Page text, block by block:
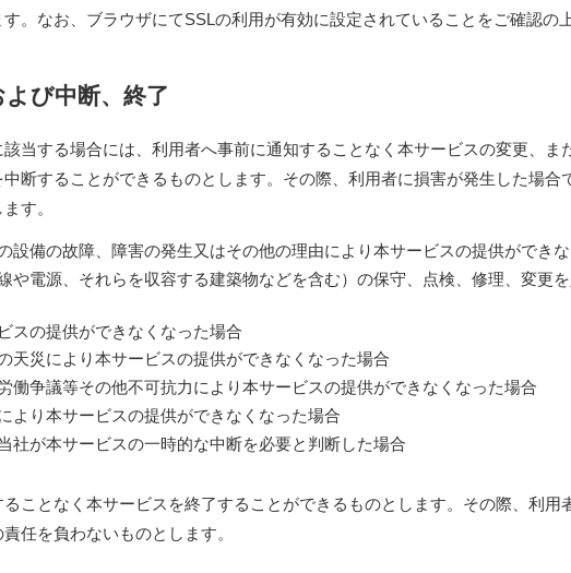
。なお、ブラウザにてSSLの利用が有効に設定されていることをご確認の
び中断、終了
当する場合には、利用者へ事前に通知することなく本サービスの変更、ま
断することができるものとします。その際、利用者に損害が発生した場合
す。
設備の故障、障害の発生又はその他の理由により本サービスの提供ができ
や電源、それらを収容する建築物などを含む）の保守、点検、修理、変更
スの提供ができなくなった場合
天災により本サービスの提供ができなくなった場合
働争議等その他不可抗力により本サービスの提供ができなくなった場合
より本サービスの提供ができなくなった場合
社が本サービスの一時的な中断を必要と判断した場合
ことなく本サービスを終了することができるものとします。その際、利用
任を負わないものとします。